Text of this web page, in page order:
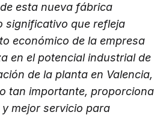
esta nueva fábrica
significativo que refleja
económico de la empresa
en el potencial industrial de
de la planta en Valencia,
tan importante, proporciona
mejor servicio para